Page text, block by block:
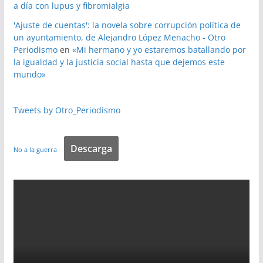
a día con lupus y fibromialgia
'Ajuste de cuentas': la novela sobre corrupción política de
un ayuntamiento, de Alejandro López Menacho - Otro
Periodismoen «Mi hermano y yo estaremos batallando por
la igualdad y la justicia social hasta que dejemos este
mundo»
Tweets by Otro_Periodismo
No a la guerra Descarga